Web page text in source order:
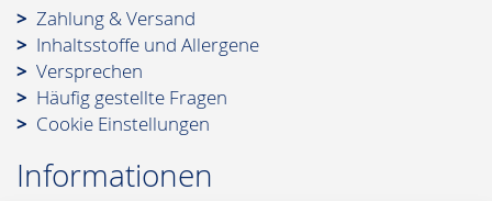
Zahlung & Versand
Inhaltsstoffe und Allergene
Versprechen
Häufig gestellte Fragen
Cookie Einstellungen
Informationen